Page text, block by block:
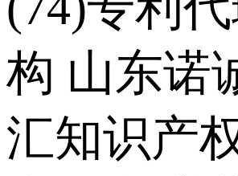
构 山东诺
汇知识产